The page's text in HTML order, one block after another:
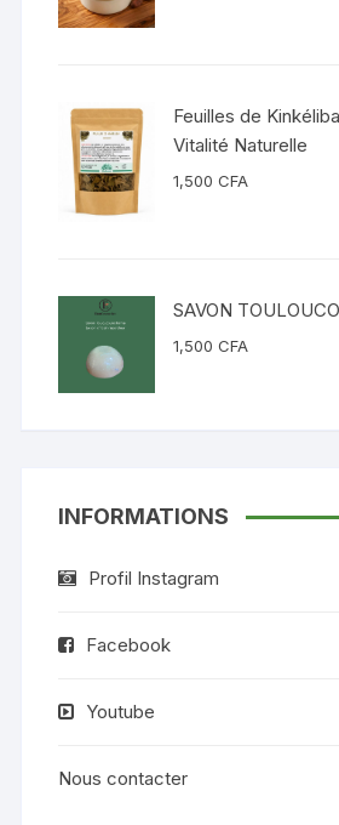
Feuilles de
Vitalité Naturelle
1,500CFA
SAVON
1,500CFA
INFORMATIONS
Profil Instagram
Facebook
Youtube
Nous contacter